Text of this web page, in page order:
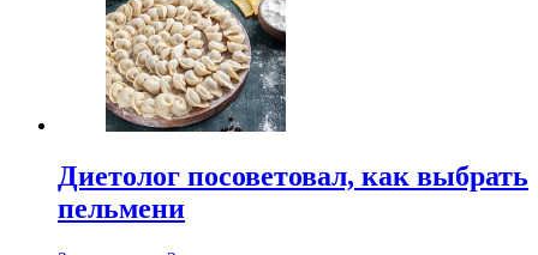
Диетолог посоветовал, как выбрать
пельмени